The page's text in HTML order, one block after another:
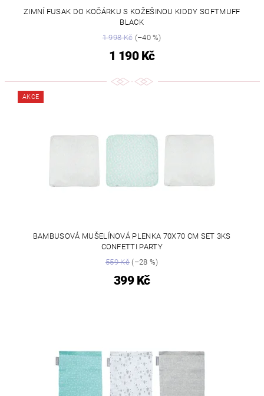
ZIMNÍ FUSAK DO KOČÁRKU S KOŽEŠINOU KIDDY SOFTMUFF
BLACK
1 998 Kč(–40 %)
1 190 Kč
AKCE
BAMBUSOVÁ MUŠELÍNOVÁ PLENKA 70X70 CM SET 3KS
CONFETTI PARTY
559 Kč(–28 %)
399 Kč